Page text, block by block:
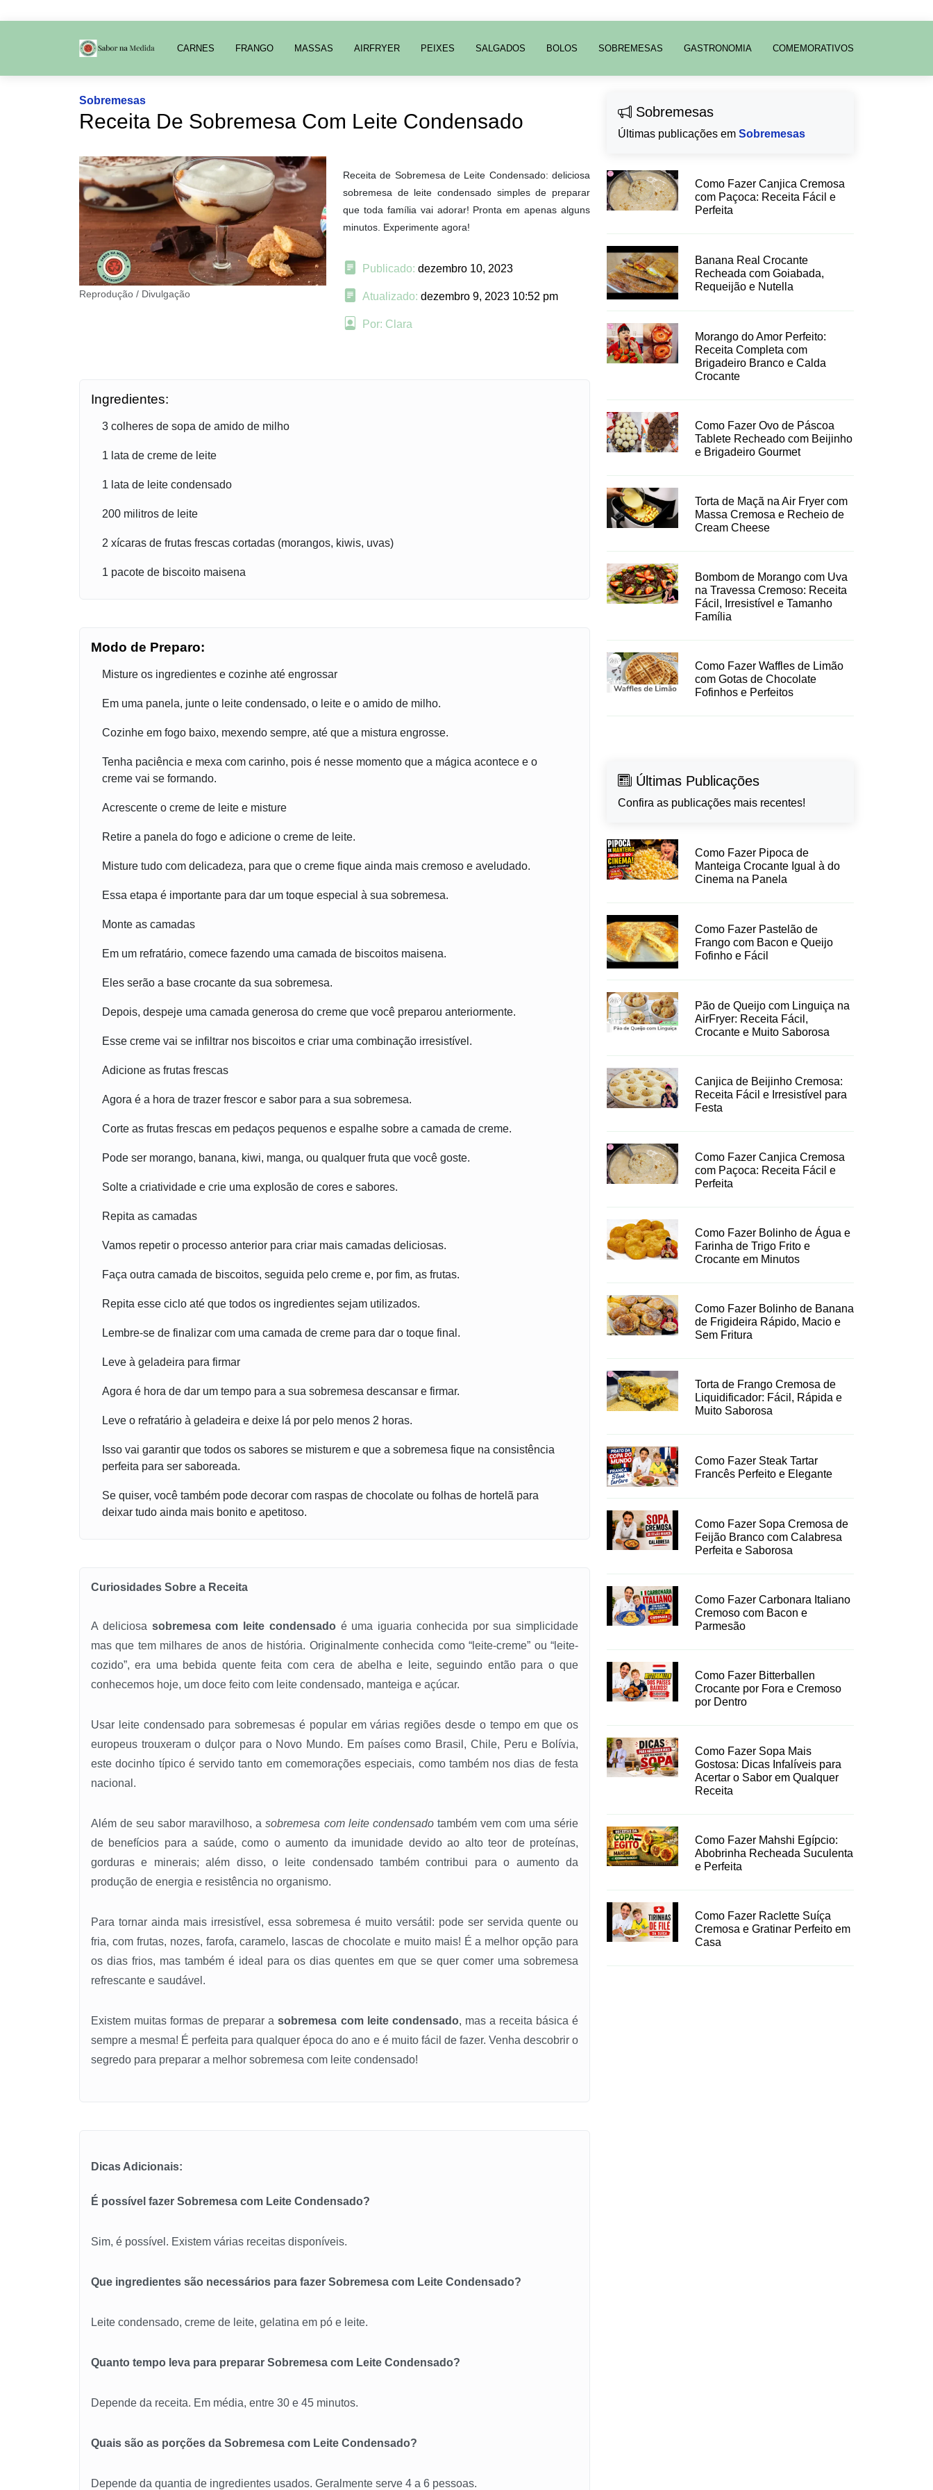
CARNES FRANGO MASSAS AIRFRYER PEIXES SALGADOS BOLOS SOBREMESAS GASTRONOMIA COMEMORATIVOS
Sobremesas
Receita De Sobremesa Com Leite Condensado
Reprodução / Divulgação
Receita de Sobremesa de Leite Condensado: deliciosa
sobremesa de leite condensado simples de preparar
que toda família vai adorar! Pronta em apenas alguns
minutos. Experimente agora!
Publicado: dezembro 10, 2023
Atualizado: dezembro 9, 2023 10:52 pm
Por: Clara
Ingredientes:
3 colheres de sopa de amido de milho
1 lata de creme de leite
1 lata de leite condensado
200 militros de leite
2 xícaras de frutas frescas cortadas (morangos, kiwis, uvas)
1 pacote de biscoito maisena
Modo de Preparo:
Misture os ingredientes e cozinhe até engrossar
Em uma panela, junte o leite condensado, o leite e o amido de milho.
Cozinhe em fogo baixo, mexendo sempre, até que a mistura engrosse.
Tenha paciência e mexa com carinho, pois é nesse momento que a mágica acontece e o
creme vai se formando.
Acrescente o creme de leite e misture
Retire a panela do fogo e adicione o creme de leite.
Misture tudo com delicadeza, para que o creme fique ainda mais cremoso e aveludado.
Essa etapa é importante para dar um toque especial à sua sobremesa.
Monte as camadas
Em um refratário, comece fazendo uma camada de biscoitos maisena.
Eles serão a base crocante da sua sobremesa.
Depois, despeje uma camada generosa do creme que você preparou anteriormente.
Esse creme vai se infiltrar nos biscoitos e criar uma combinação irresistível.
Adicione as frutas frescas
Agora é a hora de trazer frescor e sabor para a sua sobremesa.
Corte as frutas frescas em pedaços pequenos e espalhe sobre a camada de creme.
Pode ser morango, banana, kiwi, manga, ou qualquer fruta que você goste.
Solte a criatividade e crie uma explosão de cores e sabores.
Repita as camadas
Vamos repetir o processo anterior para criar mais camadas deliciosas.
Faça outra camada de biscoitos, seguida pelo creme e, por fim, as frutas.
Repita esse ciclo até que todos os ingredientes sejam utilizados.
Lembre-se de finalizar com uma camada de creme para dar o toque final.
Leve à geladeira para firmar
Agora é hora de dar um tempo para a sua sobremesa descansar e firmar.
Leve o refratário à geladeira e deixe lá por pelo menos 2 horas.
Isso vai garantir que todos os sabores se misturem e que a sobremesa fique na consistência
perfeita para ser saboreada.
Se quiser, você também pode decorar com raspas de chocolate ou folhas de hortelã para
deixar tudo ainda mais bonito e apetitoso.
Curiosidades Sobre a Receita
A deliciosa sobremesa com leite condensadoé uma iguaria conhecida por sua simplicidade
mas que tem milhares de anos de história. Originalmente conhecida como “leite-creme” ou “leite-
cozido”, era uma bebida quente feita com cera de abelha e leite, seguindo então para o que
conhecemos hoje, um doce feito com leite condensado, manteiga e açúcar.
Usar leite condensado para sobremesas é popular em várias regiões desde o tempo em que os
europeus trouxeram o dulçor para o Novo Mundo. Em países como Brasil, Chile, Peru e Bolívia,
este docinho típico é servido tanto em comemorações especiais, como também nos dias de festa
nacional.
Além de seu sabor maravilhoso, asobremesa com leite condensadotambém vem com uma série
de benefícios para a saúde, como o aumento da imunidade devido ao alto teor de proteínas,
gorduras e minerais; além disso, o leite condensado também contribui para o aumento da
produção de energia e resistência no organismo.
Para tornar ainda mais irresistível, essa sobremesa é muito versátil: pode ser servida quente ou
fria, com frutas, nozes, farofa, caramelo, lascas de chocolate e muito mais! É a melhor opção para
os dias frios, mas também é ideal para os dias quentes em que se quer comer uma sobremesa
refrescante e saudável.
Existem muitas formas de preparar asobremesa com leite condensado, mas a receita básica é
sempre a mesma! É perfeita para qualquer época do ano e é muito fácil de fazer. Venha descobrir o
segredo para preparar a melhor sobremesa com leite condensado!
Dicas Adicionais:
É possível fazer Sobremesa com Leite Condensado?
Sim, é possível. Existem várias receitas disponíveis.
Que ingredientes são necessários para fazer Sobremesa com Leite Condensado?
Leite condensado, creme de leite, gelatina em pó e leite.
Quanto tempo leva para preparar Sobremesa com Leite Condensado?
Depende da receita. Em média, entre 30 e 45 minutos.
Quais são as porções da Sobremesa com Leite Condensado?
Depende da quantia de ingredientes usados. Geralmente serve 4 a 6 pessoas.
Sobremesas
Últimas publicações em Sobremesas
Como Fazer Canjica Cremosa
com Paçoca: Receita Fácil e
Perfeita
Banana Real Crocante
Recheada com Goiabada,
Requeijão e Nutella
Morango do Amor Perfeito:
Receita Completa com
Brigadeiro Branco e Calda
Crocante
Como Fazer Ovo de Páscoa
Tablete Recheado com Beijinho
e Brigadeiro Gourmet
Torta de Maçã na Air Fryer com
Massa Cremosa e Recheio de
Cream Cheese
Bombom de Morango com Uva
na Travessa Cremoso: Receita
Fácil, Irresistível e Tamanho
Família
Como Fazer Waffles de Limão
com Gotas de Chocolate
Fofinhos e Perfeitos
Últimas Publicações
Confira as publicações mais recentes!
Como Fazer Pipoca de
Manteiga Crocante Igual à do
Cinema na Panela
Como Fazer Pastelão de
Frango com Bacon e Queijo
Fofinho e Fácil
Pão de Queijo com Linguiça na
AirFryer: Receita Fácil,
Crocante e Muito Saborosa
Canjica de Beijinho Cremosa:
Receita Fácil e Irresistível para
Festa
Como Fazer Canjica Cremosa
com Paçoca: Receita Fácil e
Perfeita
Como Fazer Bolinho de Água e
Farinha de Trigo Frito e
Crocante em Minutos
Como Fazer Bolinho de Banana
de Frigideira Rápido, Macio e
Sem Fritura
Torta de Frango Cremosa de
Liquidificador: Fácil, Rápida e
Muito Saborosa
Como Fazer Steak Tartar
Francês Perfeito e Elegante
Como Fazer Sopa Cremosa de
Feijão Branco com Calabresa
Perfeita e Saborosa
Como Fazer Carbonara Italiano
Cremoso com Bacon e
Parmesão
Como Fazer Bitterballen
Crocante por Fora e Cremoso
por Dentro
Como Fazer Sopa Mais
Gostosa: Dicas Infalíveis para
Acertar o Sabor em Qualquer
Receita
Como Fazer Mahshi Egípcio:
Abobrinha Recheada Suculenta
e Perfeita
Como Fazer Raclette Suíça
Cremosa e Gratinar Perfeito em
Casa